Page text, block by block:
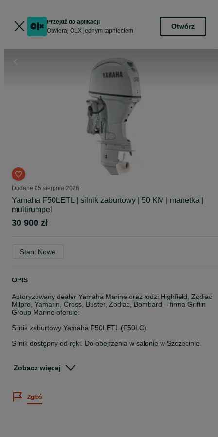
Przejdź do aplikacji
Otwieraj OLX jednym tapnięciem
Otwórz
Dodane 05 sierpnia 2026
Yamaha F50LETL | silnik zaburtowy | 50 KM | manetka |
multirumpel
30 900 zł
Stan: Nowe
OPIS
Autoryzowany dealer Yamaha Marine oraz łodzi Highfield, Zodiac
Milpro, Yamarin, Cross, Buster, Zodiac, Bombard – firma Griffin
Group Marine oferuje:
Silnik zaburtowy Yamaha F50LETL (F50LC)
Silnik dostępny od ręki. Do obejrzenia w salonie w Szczecinie.
ceniony za wysoką kulturę pracy, dynamiczne przyspieszenie oraz
Dostępny także w białym kolorze!
Zobacz więcej
Zgłoś